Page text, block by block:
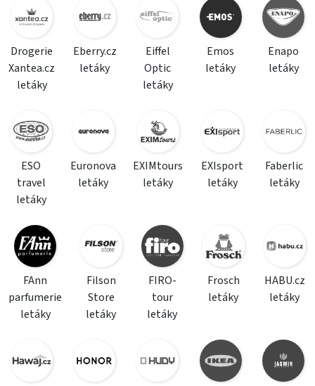
Drogerie
Xantea.cz
letáky
Eberry.cz
letáky
Eiffel
Optic
letáky
Emos
letáky
Enapo
letáky
ESO
travel
letáky
Euronova
letáky
EXIMtours
letáky
EXIsport
letáky
Faberlic
letáky
FAnn
parfumerie
letáky
Filson
Store
letáky
FIRO-
tour
letáky
Frosch
letáky
HABU.cz
letáky